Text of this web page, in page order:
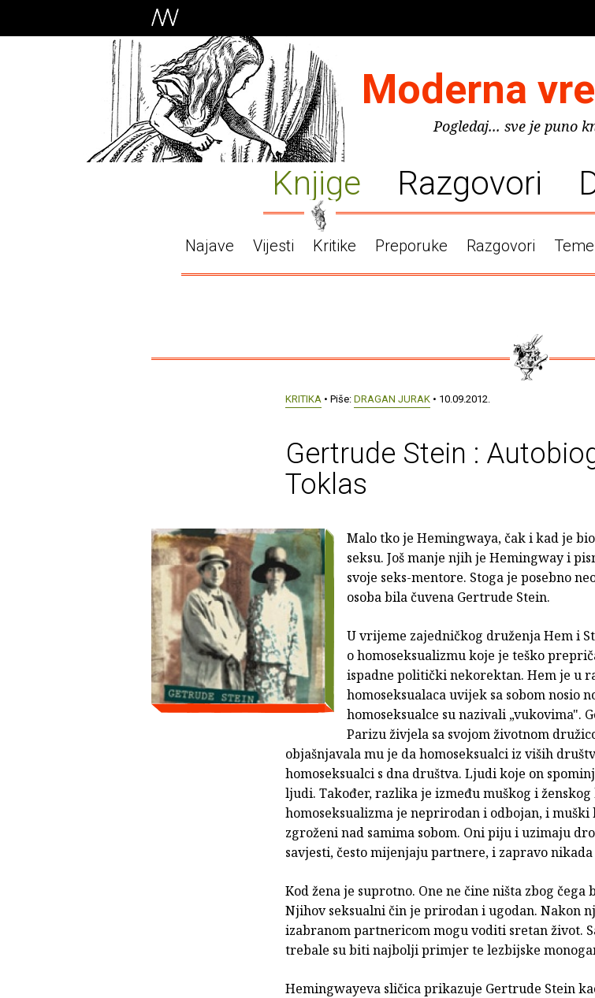
Moderna
Pogledaj... sve je puno
Knjige Razgovori
Najave Vijesti Kritike Preporuke Razgovori Teme
KRITIKA • Piše: DRAGAN JURAK • 10.09.2012.
Gertrude Stein :
Toklas
Malo tko je Hemingwaya, čak i kad je
seksu. Još manje njih je Hemingway i
svoje seks-mentore. Stoga je posebno
osoba bila čuvena Gertrude Stein.
U vrijeme zajedničkog druženja Hem i
o homoseksualizmu koje je teško
ispadne politički nekorektan. Hem je u
homoseksualaca uvijek sa sobom nosio
homoseksualce su nazivali „vukovima".
Parizu živjela sa svojom životnom
objašnjavala mu je da homoseksualci iz viših
homoseksualci s dna društva. Ljudi koje on
ljudi. Također, razlika je između muškog i
homoseksualizma je neprirodan i odbojan, i muški
zgroženi nad samima sobom. Oni piju i uzimaju
savjesti, često mijenjaju partnere, i zapravo
Kod žena je suprotno. One ne čine ništa zbog čega
Njihov seksualni čin je prirodan i ugodan. Nakon
izabranom partnericom mogu voditi sretan život.
trebale su biti najbolji primjer te lezbijske
Hemingwayeva sličica prikazuje Gertrude Stein